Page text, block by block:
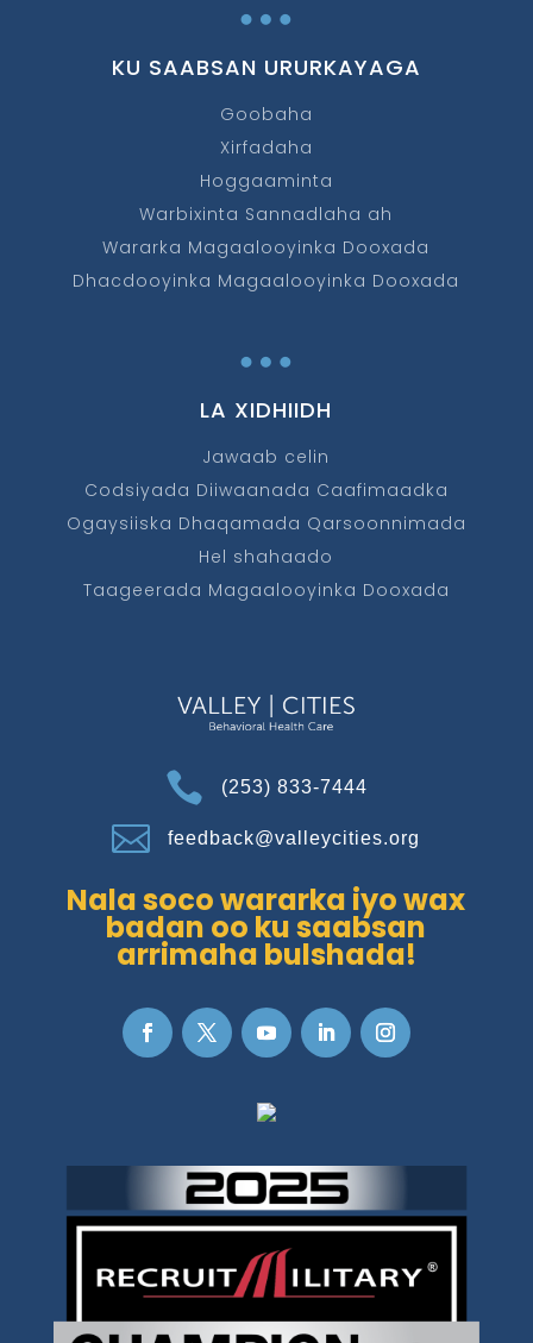
KU SAABSAN URURKAYAGA
Goobaha
Xirfadaha
Hoggaaminta
Warbixinta Sannadlaha ah
Wararka Magaalooyinka Dooxada
Dhacdooyinka Magaalooyinka Dooxada
…
LA XIDHIIDH
Jawaab celin
Codsiyada Diiwaanada Caafimaadka
Ogaysiiska Dhaqamada Qarsoonnimada
Hel shahaado
Taageerada Magaalooyinka Dooxada
 (253) 833-7444
 feedback@valleycities.org
Nala soco wararka iyo wax
badan oo ku saabsan
arrimaha bulshada!